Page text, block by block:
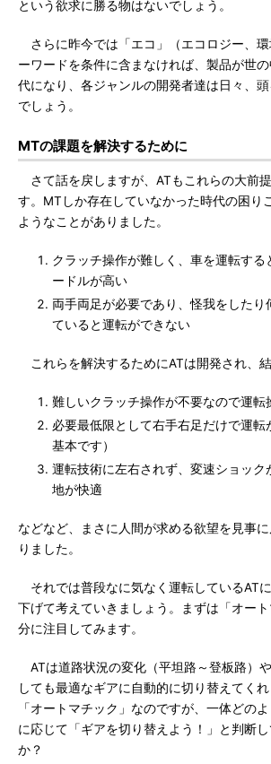
という欲求に勝る物はないでしょう。
さらに昨今では「エコ」（エコロジー、
ーワードを条件に含まなければ、製品が世
代になり、各ジャンルの開発者達は日々、
でしょう。
MTの課題を解決するために
さて話を戻しますが、ATもこれらの大前
す。MTしか存在していなかった時代の困り
ようなことがありました。
クラッチ操作が難しく、車を運転する
ードルが高い
両手両足が必要であり、怪我をしたり
ていると運転ができない
これらを解決するためにATは開発され、結
難しいクラッチ操作が不要なので運転
必要最低限として右手右足だけで運転
基本です）
運転技術に左右されず、変速ショック
地が快適
などなど、まさに人間が求める欲望を見事
りました。
それでは普段なに気なく運転しているAT
下げて考えていきましょう。まずは「オー
分に注目してみます。
ATは道路状況の変化（平坦路～登板路）
しても最適なギアに自動的に切り替えてく
「オートマチック」なのですが、一体どの
に応じて「ギアを切り替えよう！」と判断
か？